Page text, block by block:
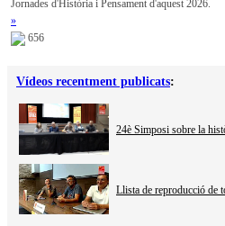
Jornades d'Història i Pensament d'aquest 2026.
»
656
Vídeos recentment publicats:
24è Simposi sobre la
Llista de reproducció de